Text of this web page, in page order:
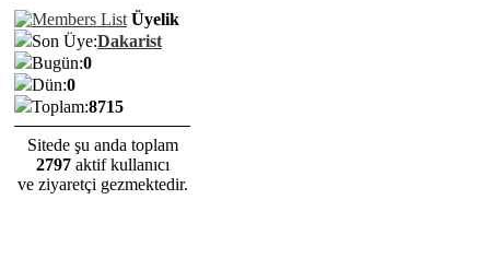
Üyelik
Son Üye:Dakarist
Bugün:0
Dün:0
Toplam:8715
Sitede şu anda toplam
2797aktif kullanıcı
ve ziyaretçi gezmektedir.